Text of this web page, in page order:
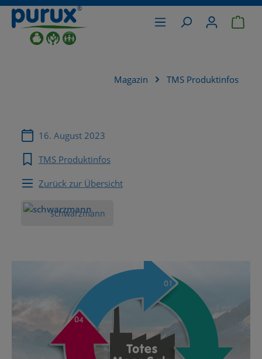
springen
Magazin TMS Produktinfos
16. August 2023
TMS Produktinfos
Zurück zur Übersicht
schwarzmann